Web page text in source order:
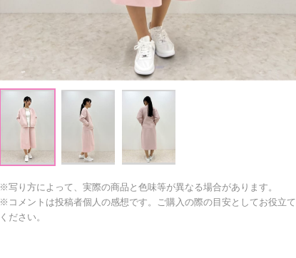
※写り方によって、実際の商品と色味等が異なる場合があります。
※コメントは投稿者個人の感想です。ご購入の際の目安としてお役立て
ください。